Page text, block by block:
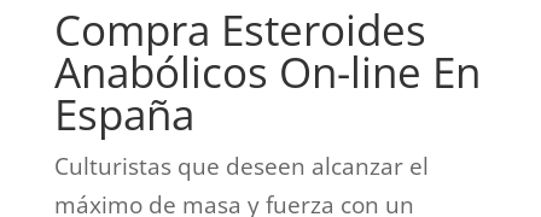
Compra Esteroides
Anabólicos On-line En
España
Culturistas que deseen alcanzar el
máximo de masa y fuerza con un